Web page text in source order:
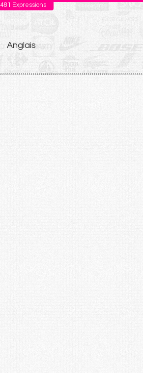
481 Expressions
Anglais